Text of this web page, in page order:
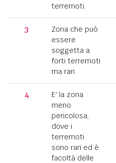
terremoti.
3
Zona che può
essere
soggetta a
forti terremoti
ma rari.
4
E' la zona
meno
pericolosa,
dove i
terremoti
sono rari ed è
facoltà delle